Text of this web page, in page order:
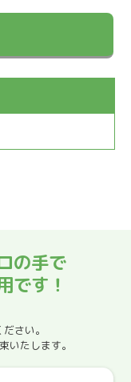
の手で
です！
さい。
いたします。